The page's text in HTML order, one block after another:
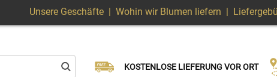
Unsere Geschäfte | Wohin wir Blumen liefern |
KOSTENLOSE LIEFERUNG VOR ORT
Lieferung am selben Tag möglich
Wählen Sie Ihr Lieferdatum